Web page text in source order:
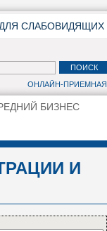
СЛАБОВИДЯЩИХ
ОНЛАЙН-ПРИЕМНАЯ
БИЗНЕС
И